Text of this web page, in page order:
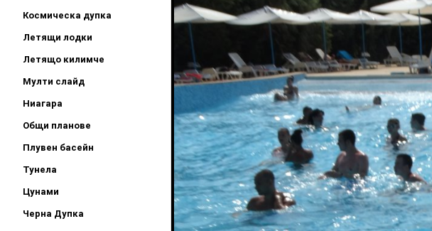
Космическа дупка
Летящи лодки
Летящо килимче
Мулти слайд
Ниагара
Общи планове
Плувен басейн
Тунела
Цунами
Черна Дупка